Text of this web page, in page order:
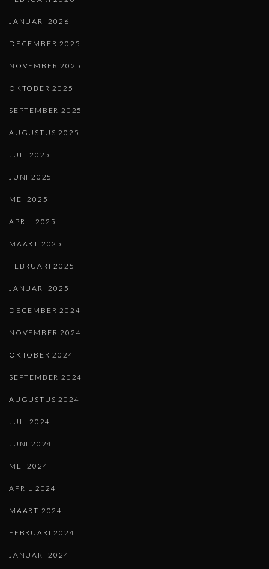
JANUARI 2026
DECEMBER 2025
NOVEMBER 2025
OKTOBER 2025
SEPTEMBER 2025
AUGUSTUS 2025
JULI 2025
JUNI 2025
MEI 2025
APRIL 2025
MAART 2025
FEBRUARI 2025
JANUARI 2025
DECEMBER 2024
NOVEMBER 2024
OKTOBER 2024
SEPTEMBER 2024
AUGUSTUS 2024
JULI 2024
JUNI 2024
MEI 2024
APRIL 2024
MAART 2024
FEBRUARI 2024
JANUARI 2024